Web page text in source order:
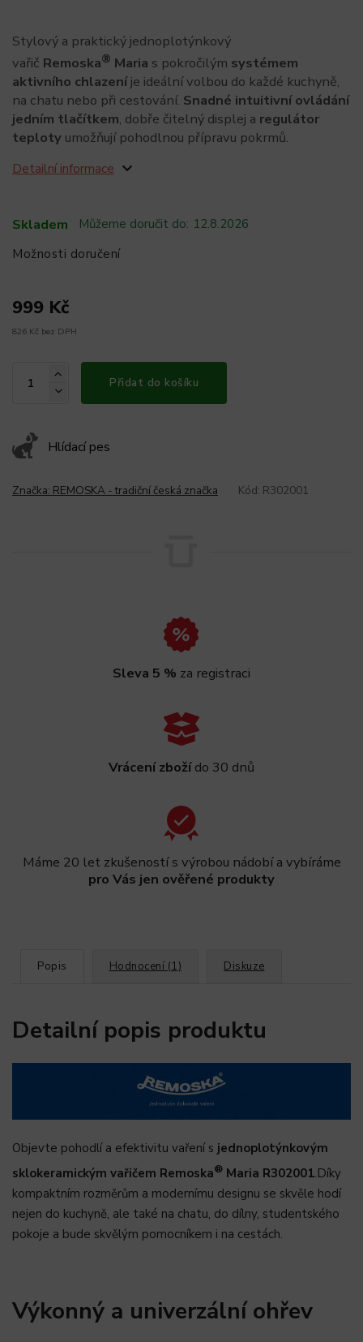
Skladem Můžeme doručit do: 12.8.2026
Možnosti doručení
999 Kč
826 Kč bez DPH
Přidat do košíku
Hlídací pes
Stylový a praktický jednoplotýnkový
vařič Remoska® Maria s pokročilým systémem
aktivního chlazeníje ideální volbou do každé kuchyně,
na chatu nebo při cestování. Snadné intuitivní ovládání
jedním tlačítkem, dobře čitelný displej a regulátor
teploty umožňují pohodlnou přípravu pokrmů.
Detailní informace
Značka: REMOSKA - tradiční česká značka Kód: R302001
Sleva 5 % za registraci
Vrácení zbožído 30 dnů
Máme 20 let zkušeností s výrobou nádobí a vybíráme
pro Vás jen ověřené produkty
Popis Hodnocení (1) Diskuze
Detailní popis produktu
Objevte pohodlí a efektivitu vaření s jednoplotýnkovým
sklokeramickým vařičem Remoska® Maria R302001.Díky
kompaktním rozměrům a modernímu designu se skvěle hodí
nejen do kuchyně, ale také na chatu, do dílny, studentského
pokoje a bude skvělým pomocníkem i na cestách.
Výkonný a univerzální ohřev